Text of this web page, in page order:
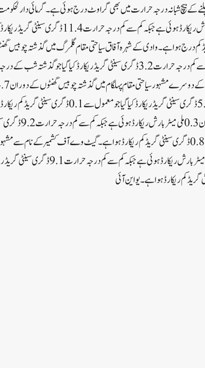
کے بیچ شبانہ درجہ حرارت میں بھی گراوٹ درج ہوئی ہے۔گرمائی
گھنٹوں کے دوران 1.8 ملی میٹر بارش ریکارڈ ہوئی ہے
ہے جبکہ کم سے کم درجہ حرارت5.8 ڈگری سینٹی گریڈ ریکارڈ کیا
میں گذشتہ چوبیس گھنٹوں کے
گذشتہ شب کے درجہ حرارت سے 0.8 ڈگری سینٹی گریڈ کم ریکارڈ ہوا ہے۔گیٹ وے آف کشمیر کے
چوبیس گھنٹوں کے دوران2.2 ملی میٹر بارش ریکارڈ